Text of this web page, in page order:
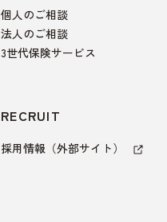
個人のご相談
法人のご相談
3世代保険サービス
RECRUIT
採用情報（外部サイト）